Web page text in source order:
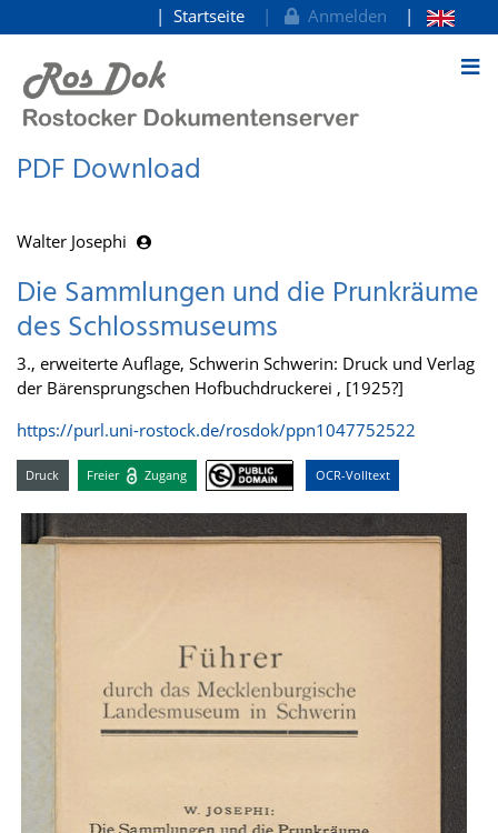
zum Inhalt
Startseite Anmelden
PDF Download
Walter Josephi
Die Sammlungen und die Prunkräume
des Schlossmuseums
3., erweiterte Auflage, Schwerin Schwerin: Druck und Verlag
der Bärensprungschen Hofbuchdruckerei , [1925?]
https://purl.uni-rostock.de/rosdok/ppn1047752522
Druck Freier Zugang OCR-Volltext